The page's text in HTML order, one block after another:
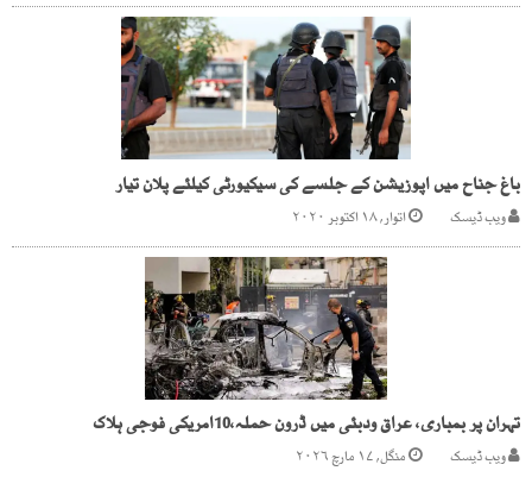
باغ جناح میں اپوزیشن کے جلسے کی سیکیورٹی کیلئے پلان تیار
ویب ڈیسک اتوار, ۱۸ اکتوبر ۲۰۲۰
تہران پر بمباری، عراق ودبئی میں ڈرون حملہ،10امریکی فوجی ہلاک
ویب ڈیسک منگل, ۱۷ مارچ ۲۰۲۶